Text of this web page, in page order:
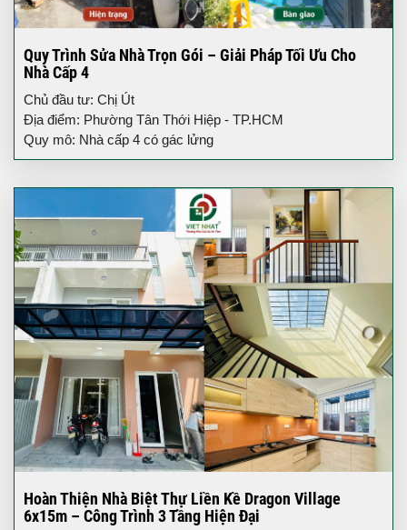
Quy Trình Sửa Nhà Trọn Gói – Giải Pháp Tối Ưu Cho
Nhà Cấp 4
Chủ đầu tư: Chị Út
Địa điểm: Phường Tân Thới Hiệp - TP.HCM
Quy mô: Nhà cấp 4 có gác lửng
Hoàn Thiện Nhà Biệt Thự Liền Kề Dragon Village
6x15m – Công Trình 3 Tầng Hiện Đại